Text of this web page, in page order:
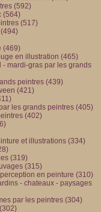
(592)
(564)
(517)
(494)
(469)
en illustration (465)
- mardi-gras par les grands
peintres (439)
(421)
les grands peintres (405)
(402)
et illustrations (334)
(319)
(315)
en peinture (310)
- chateaux - paysages
par les peintres (304)
(302)